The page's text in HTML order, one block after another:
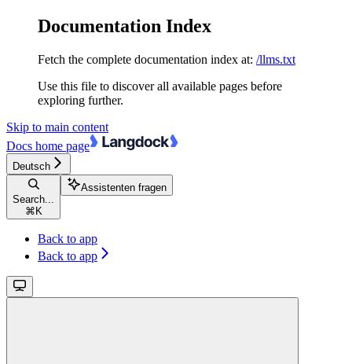
Documentation Index
Fetch the complete documentation index at: /llms.txt
Use this file to discover all available pages before
exploring further.
Skip to main content
Docs home page
Deutsch
Search...
⌘ K
Assistenten fragen
Back to app
Back to app